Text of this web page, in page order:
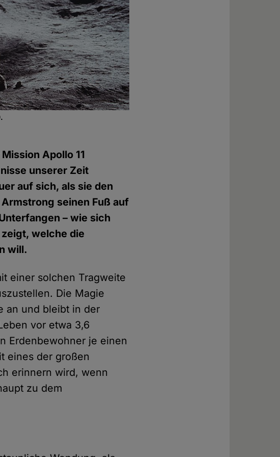
Apollo 11
unserer Zeit
auf sich, als sie den
seinen Fuß auf
– wie sich
welche die
will.
einer solchen Tragweite
Die Magie
an und bleibt in der
vor etwa 3,6
Erdenbewohner je einen
eines der großen
erinnern wird, wenn
zu dem